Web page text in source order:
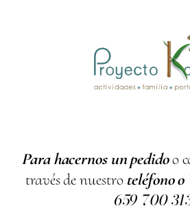
Para hacernos un pedidoo
través de nuestro teléfono o
659 700